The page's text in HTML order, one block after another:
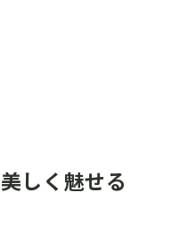
しく魅せる